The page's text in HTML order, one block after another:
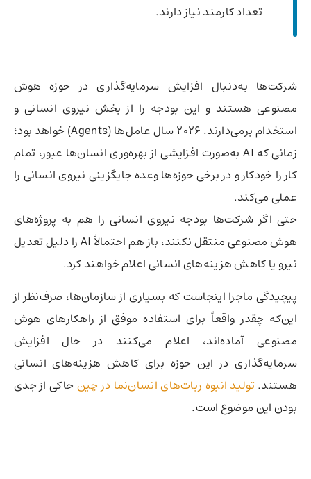
تعداد کارمند نیاز دارند.
شرکت‌ها به‌دنبال افزایش سرمایه‌گذاری در حوزه هوش
مصنوعی هستند و این بودجه را از بخش نیروی انسانی و
استخدام برمی‌دارند. ۲۰۲۶ سال عامل‌ها (Agents) خواهد بود؛
زمانی که AI به‌صورت افزایشی از بهره‌وری انسان‌ها عبور، تمام
کار را خودکار و در برخی حوزه‌ها وعده جایگزینی نیروی انسانی را
عملی می‌کند.
حتی اگر شرکت‌ها بودجه نیروی انسانی را هم به پروژه‌های
هوش مصنوعی منتقل نکنند، باز هم احتمالاً AI را دلیل تعدیل
نیرو یا کاهش هزینه‌های انسانی اعلام خواهند کرد.
پیچیدگی ماجرا اینجاست که بسیاری از سازمان‌ها، صرف‌نظر از
این‌که چقدر واقعاً برای استفاده موفق از راهکارهای هوش
مصنوعی آماده‌اند، اعلام می‌کنند در حال افزایش
سرمایه‌گذاری در این حوزه برای کاهش هزینه‌های انسانی
هستند. تولید انبوه ربات‌های انسان‌نما در چین حاکی از جدی
بودن این موضوع است.